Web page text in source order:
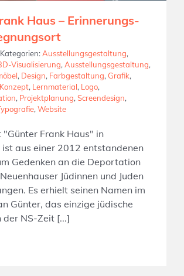
Haus – Erinnerungs-
Kategorien:Ausstellungsgestaltung,
Visualisierung,Ausstellungsgestaltung,
, Design, Farbgestaltung,Grafik,
Konzept, Lernmaterial, Logo,
, Projektplanung,Screendesign,
,Website
"Günter Frank Haus" in
ist aus einer 2012 entstandenen
Gedenken an die Deportation
Jüdinnen und Juden
Es erhielt seinen Namen im
Günter, das einzige jüdische
der NS-Zeit [...]